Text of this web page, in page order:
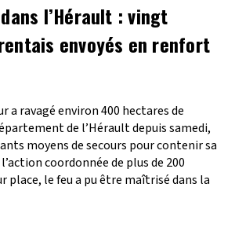
l’Hérault : vingt
envoyés en renfort
a ravagé environ 400 hectares de
de l’Hérault depuis samedi,
moyens de secours pour contenir sa
coordonnée de plus de 200
place, le feu a pu être maîtrisé dans la